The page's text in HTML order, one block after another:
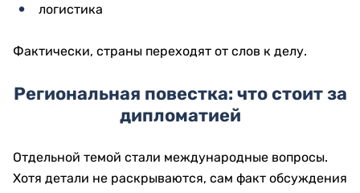
логистика
Фактически, страны переходят от слов к делу.
Региональная повестка: что стоит за
дипломатией
Отдельной темой стали международные вопросы.
Хотя детали не раскрываются, сам факт обсуждения